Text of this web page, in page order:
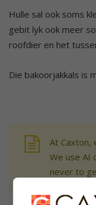
Hulle sal ook soms
gebit lyk ook meer
roofdier en het
Die bakoorjakkals is
At Caxton,
We use AI
never to